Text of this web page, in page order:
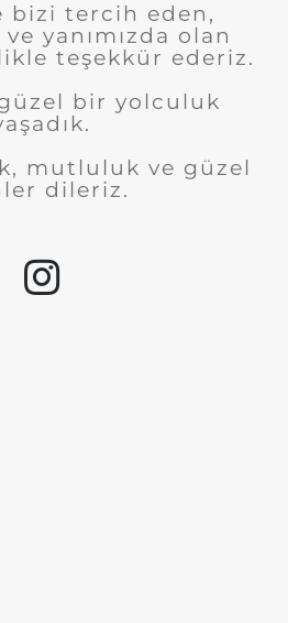
bizi tercih eden,
yanımızda olan
teşekkür ederiz.
bir yolculuk
mutluluk ve güzel
dileriz.